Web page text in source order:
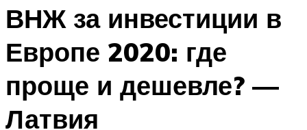
ВНЖ за инвестиции в
Европе 2020: где
проще и дешевле? —
Латвия